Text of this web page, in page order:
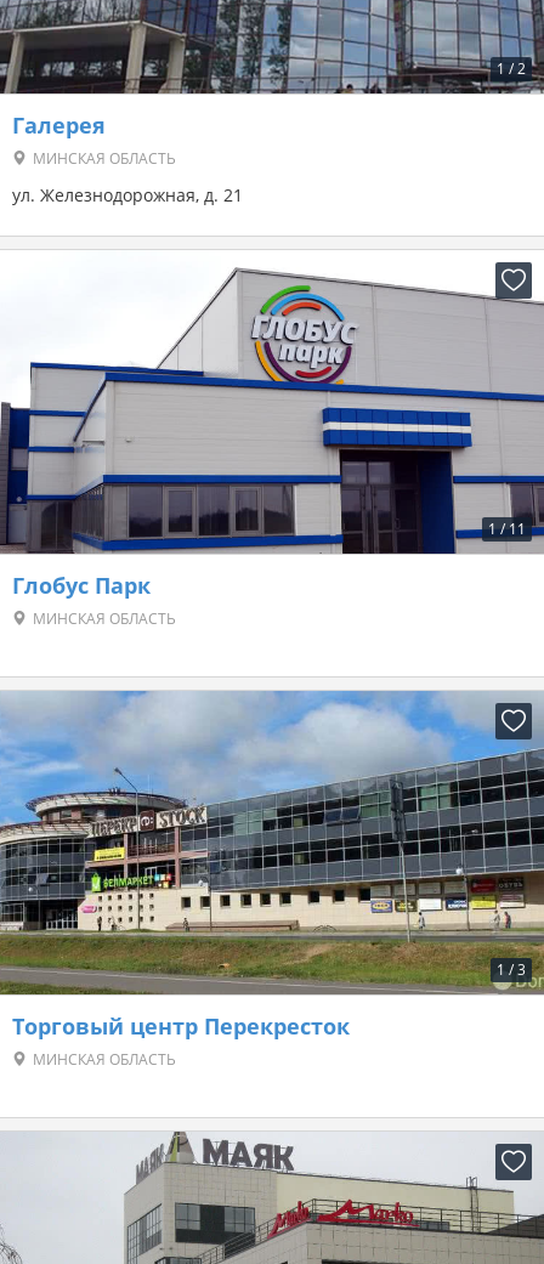
1/2
Галерея
МИНСКАЯ ОБЛАСТЬ
ул. Железнодорожная, д. 21
1/11
Глобус Парк
МИНСКАЯ ОБЛАСТЬ
1/3
Торговый центр Перекресток
МИНСКАЯ ОБЛАСТЬ